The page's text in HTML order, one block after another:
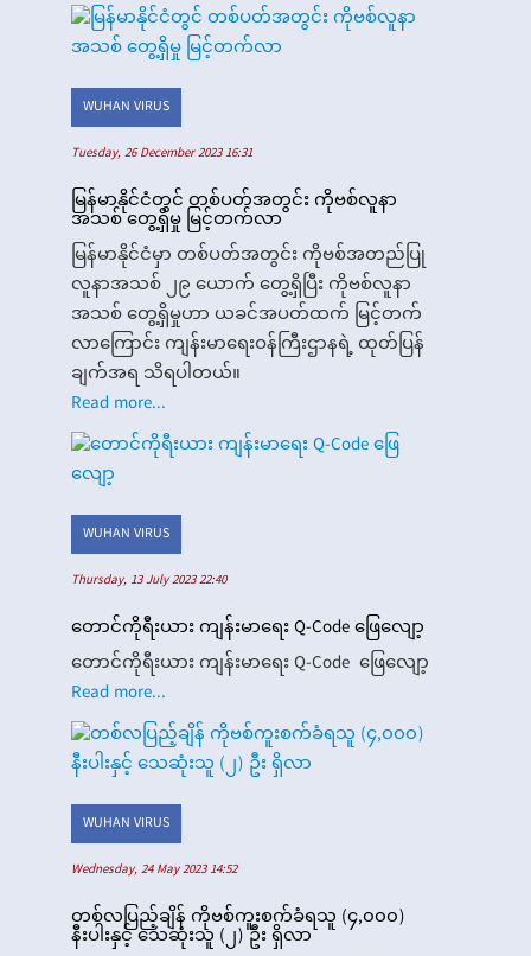
WUHAN VIRUS
Tuesday, 26 December 2023 16:31
မြန်မာနိုင်ငံတွင် တစ်ပတ်အတွင်း ကိုဗစ်လူနာ
အသစ် တွေ့ရှိမှု မြင့်တက်လာ
မြန်မာနိုင်ငံမှာ တစ်ပတ်အတွင်း ကိုဗစ်အတည်ပြု
လူနာအသစ် ၂၉ ယောက် တွေ့ရှိပြီး ကိုဗစ်လူနာ
အသစ် တွေ့ရှိမှုဟာ ယခင်အပတ်ထက် မြင့်တက်
လာကြောင်း ကျန်းမာရေးဝန်ကြီးဌာနရဲ့ ထုတ်ပြန်
ချက်အရ သိရပါတယ်။
Read more...
WUHAN VIRUS
Thursday, 13 July 2023 22:40
တောင်ကိုရီးယား ကျန်းမာရေး Q-Code ဖြေလျော့
တောင်ကိုရီးယား ကျန်းမာရေး Q-Code ဖြေလျော့
Read more...
WUHAN VIRUS
Wednesday, 24 May 2023 14:52
တစ်လပြည့်ချိန် ကိုဗစ်ကူးစက်ခံရသူ (၄,၀၀၀)
နီးပါးနှင့် သေဆုံးသူ (၂) ဦး ရှိလာ